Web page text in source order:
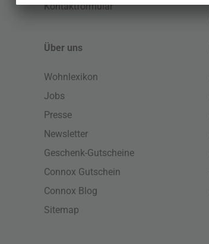
Kontaktformular
Über uns
Wohnlexikon
Jobs
Presse
Newsletter
Geschenk-Gutscheine
Connox Gutschein
Connox Blog
Sitemap